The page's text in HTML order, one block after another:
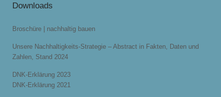
Downloads
Broschüre | nachhaltig bauen
Unsere Nachhaltigkeits-Strategie – Abstract in Fakten, Daten und
Zahlen, Stand 2024
DNK-Erklärung 2023
DNK-Erklärung 2021